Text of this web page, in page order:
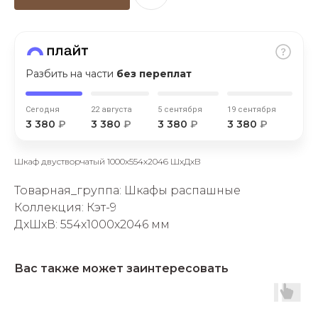
Разбить на части без переплат
Сегодня
3 380 ₽
22 августа
3 380₽
5 сентября
3 380 ₽
19 сентября
3 380 ₽
раз в 2 недели
Шкаф двустворчатый 1000х554х2046 ШхДхВ
Товарная_группа: Шкафы распашные
Коллекция: Кэт-9
ДxШxВ: 554x1000x2046 мм
Вас также может заинтересовать